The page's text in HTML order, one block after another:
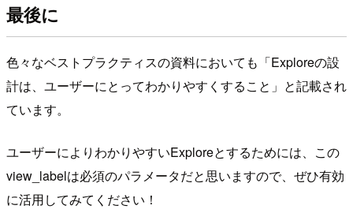
最後に
色々なベストプラクティスの資料においても「Exploreの設
計は、ユーザーにとってわかりやすくすること」と記載され
ています。
ユーザーによりわかりやすいExploreとするためには、この
view_labelは必須のパラメータだと思いますので、ぜひ有効
に活用してみてください！